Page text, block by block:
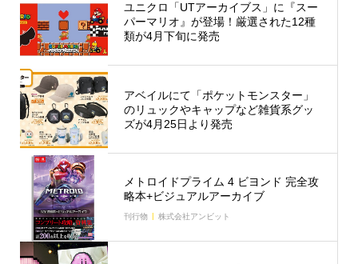
ユニクロ「UTアーカイブス」に『スー
パーマリオ』が登場！厳選された12種
類が4月下旬に発売
アベイルにて「ポケットモンスター」
のリュックやキャップなど雑貨系グッ
ズが4月25日より発売
メトロイドプライム 4 ビヨンド 完全攻
略本+ビジュアルアーカイブ
刊行物 株式会社アンビット